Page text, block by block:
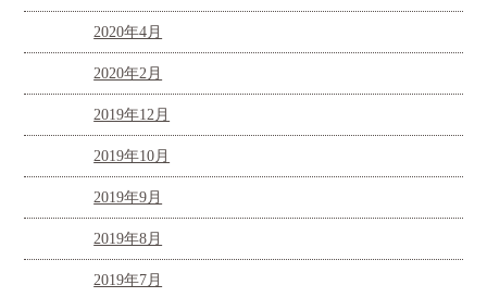
2020年4月
2020年2月
2019年12月
2019年10月
2019年9月
2019年8月
2019年7月